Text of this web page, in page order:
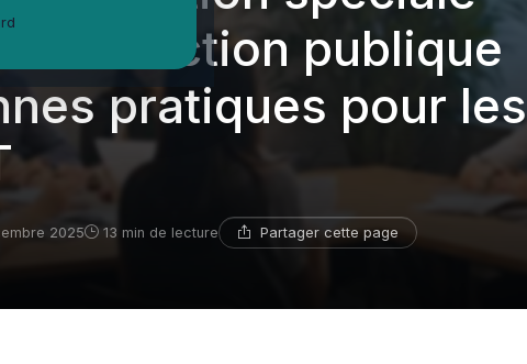
la fonction publique
pratiques pour les
2025 13 min de lecture Partager cette page